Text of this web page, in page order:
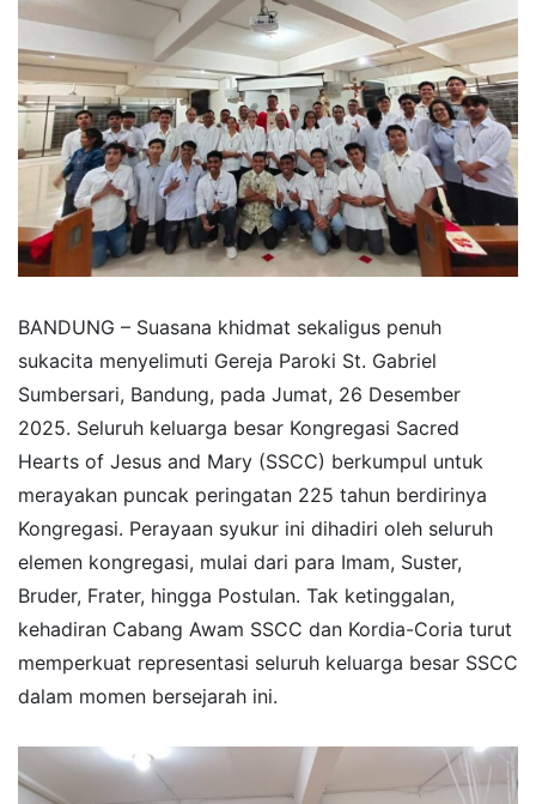
BANDUNG – Suasana khidmat sekaligus penuh
sukacita menyelimuti Gereja Paroki St. Gabriel
Sumbersari, Bandung, pada Jumat, 26 Desember
2025. Seluruh keluarga besar Kongregasi Sacred
Hearts of Jesus and Mary (SSCC) berkumpul untuk
merayakan puncak peringatan 225 tahun berdirinya
Kongregasi. ​Perayaan syukur ini dihadiri oleh seluruh
elemen kongregasi, mulai dari para Imam, Suster,
Bruder, Frater, hingga Postulan. Tak ketinggalan,
kehadiran Cabang Awam SSCC dan Kordia-Coria turut
memperkuat representasi seluruh keluarga besar SSCC
dalam momen bersejarah ini.